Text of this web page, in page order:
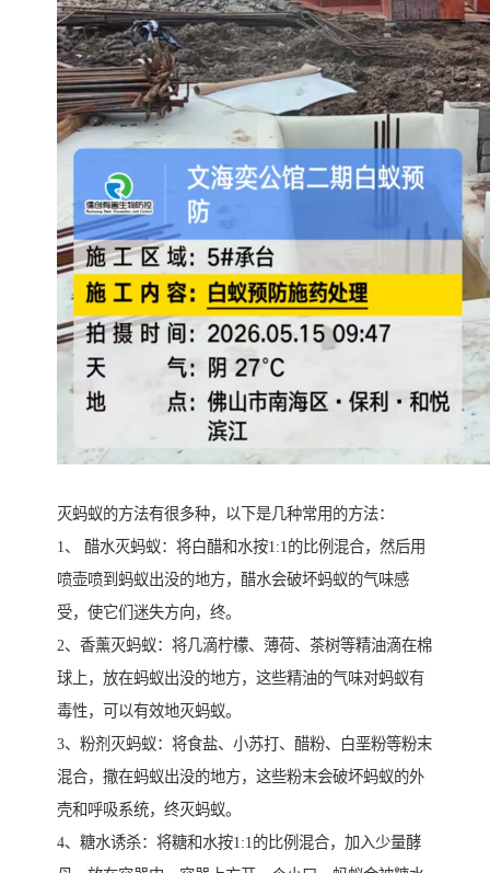
灭蚂蚁的方法有很多种，以下是几种常用的方法：
1、 醋水灭蚂蚁：将白醋和水按1:1的比例混合，然后用
喷壶喷到蚂蚁出没的地方，醋水会破坏蚂蚁的气味感
受，使它们迷失方向，终。
2、香薰灭蚂蚁：将几滴柠檬、薄荷、茶树等精油滴在棉
球上，放在蚂蚁出没的地方，这些精油的气味对蚂蚁有
毒性，可以有效地灭蚂蚁。
3、粉剂灭蚂蚁：将食盐、小苏打、醋粉、白垩粉等粉末
混合，撒在蚂蚁出没的地方，这些粉末会破坏蚂蚁的外
壳和呼吸系统，终灭蚂蚁。
4、糖水诱杀：将糖和水按1:1的比例混合，加入少量酵